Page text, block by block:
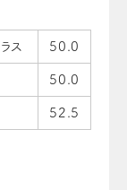
ス 50.0
50.0
52.5